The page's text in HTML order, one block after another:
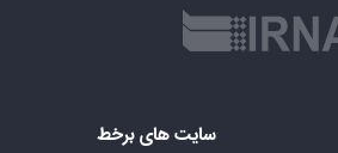
سایت های برخط